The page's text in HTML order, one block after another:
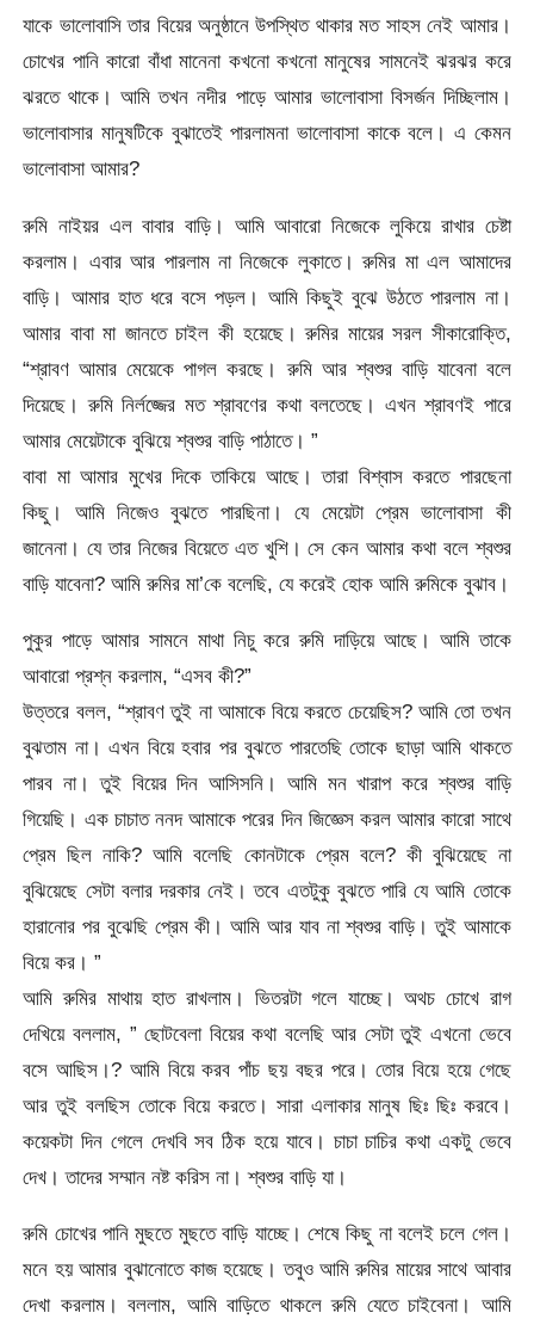
যাকে ভালোবাসি তার বিয়ের অনুষ্ঠানে উপস্থিত থাকার মত সাহস নেই আমার।
চোখের পানি কারো বাঁধা মানেনা কখনো কখনো মানুষের সামনেই ঝরঝর করে
ঝরতে থাকে। আমি তখন নদীর পাড়ে আমার ভালোবাসা বিসর্জন দিচ্ছিলাম।
ভালোবাসার মানুষটিকে বুঝাতেই পারলামনা ভালোবাসা কাকে বলে। এ কেমন
ভালোবাসা আমার?
রুমি নাইয়র এল বাবার বাড়ি। আমি আবারো নিজেকে লুকিয়ে রাখার চেষ্টা
করলাম। এবার আর পারলাম না নিজেকে লুকাতে। রুমির মা এল আমাদের
বাড়ি। আমার হাত ধরে বসে পড়ল। আমি কিছুই বুঝে উঠতে পারলাম না।
আমার বাবা মা জানতে চাইল কী হয়েছে। রুমির মায়ের সরল সীকারোক্তি,
“শ্রাবণ আমার মেয়েকে পাগল করছে। রুমি আর শ্বশুর বাড়ি যাবেনা বলে
দিয়েছে। রুমি নির্লজ্জের মত শ্রাবণের কথা বলতেছে। এখন শ্রাবণই পারে
আমার মেয়েটাকে বুঝিয়ে শ্বশুর বাড়ি পাঠাতে। ”
বাবা মা আমার মুখের দিকে তাকিয়ে আছে। তারা বিশ্বাস করতে পারছেনা
কিছু। আমি নিজেও বুঝতে পারছিনা। যে মেয়েটা প্রেম ভালোবাসা কী
জানেনা। যে তার নিজের বিয়েতে এত খুশি। সে কেন আমার কথা বলে শ্বশুর
বাড়ি যাবেনা? আমি রুমির মা’কে বলেছি, যে করেই হোক আমি রুমিকে বুঝাব।
পুকুর পাড়ে আমার সামনে মাথা নিচু করে রুমি দাড়িয়ে আছে। আমি তাকে
আবারো প্রশ্ন করলাম, “এসব কী?”
উত্তরে বলল, “শ্রাবণ তুই না আমাকে বিয়ে করতে চেয়েছিস? আমি তো তখন
বুঝতাম না। এখন বিয়ে হবার পর বুঝতে পারতেছি তোকে ছাড়া আমি থাকতে
পারব না। তুই বিয়ের দিন আসিসনি। আমি মন খারাপ করে শ্বশুর বাড়ি
গিয়েছি। এক চাচাত ননদ আমাকে পরের দিন জিজ্ঞেস করল আমার কারো সাথে
প্রেম ছিল নাকি? আমি বলেছি কোনটাকে প্রেম বলে? কী বুঝিয়েছে না
বুঝিয়েছে সেটা বলার দরকার নেই। তবে এতটুকু বুঝতে পারি যে আমি তোকে
হারানোর পর বুঝেছি প্রেম কী। আমি আর যাব না শ্বশুর বাড়ি। তুই আমাকে
বিয়ে কর। ”
আমি রুমির মাথায় হাত রাখলাম। ভিতরটা গলে যাচ্ছে। অথচ চোখে রাগ
দেখিয়ে বললাম, ” ছোটবেলা বিয়ের কথা বলেছি আর সেটা তুই এখনো ভেবে
বসে আছিস।? আমি বিয়ে করব পাঁচ ছয় বছর পরে। তোর বিয়ে হয়ে গেছে
আর তুই বলছিস তোকে বিয়ে করতে। সারা এলাকার মানুষ ছিঃ ছিঃ করবে।
কয়েকটা দিন গেলে দেখবি সব ঠিক হয়ে যাবে। চাচা চাচির কথা একটু ভেবে
দেখ। তাদের সম্মান নষ্ট করিস না। শ্বশুর বাড়ি যা।
রুমি চোখের পানি মুছতে মুছতে বাড়ি যাচ্ছে। শেষে কিছু না বলেই চলে গেল।
মনে হয় আমার বুঝানোতে কাজ হয়েছে। তবুও আমি রুমির মায়ের সাথে আবার
দেখা করলাম। বললাম, আমি বাড়িতে থাকলে রুমি যেতে চাইবেনা। আমি